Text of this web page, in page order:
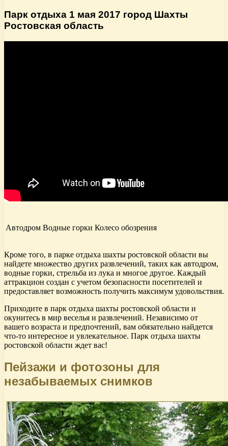
Парк отдыха 1 мая 2017 город Шахты
Ростовская область
Автодром Водные горки Колесо обозрения
Кроме того, в парке отдыха шахты ростовской области вы
найдете множество других развлечений, таких как автодром,
водные горки, стрельба из лука и многое другое. Каждый
аттракцион создан с учетом безопасности посетителей и
предоставляет возможность получить максимум удовольствия.
Приходите в парк отдыха шахты ростовской области и
окунитесь в мир веселья и развлечений. Независимо от
вашего возраста и предпочтений, вам обязательно найдется
что-то интересное и увлекательное. Парк отдыха шахты
ростовской области ждет вас!
Пейзажи и фотозоны для
незабываемых снимков